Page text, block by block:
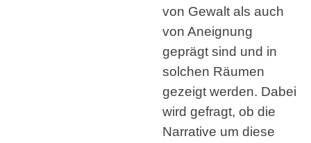
von Gewalt als auch
von Aneignung
geprägt sind und in
solchen Räumen
gezeigt werden. Dabei
wird gefragt, ob die
Narrative um diese